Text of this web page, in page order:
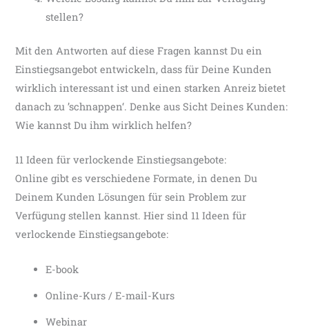
stellen?
Mit den Antworten auf diese Fragen kannst Du ein
Einstiegsangebot entwickeln, dass für Deine Kunden
wirklich interessant ist und einen starken Anreiz bietet
danach zu ’schnappen‘. Denke aus Sicht Deines Kunden:
Wie kannst Du ihm wirklich helfen?
11 Ideen für verlockende Einstiegsangebote:
Online gibt es verschiedene Formate, in denen Du
Deinem Kunden Lösungen für sein Problem zur
Verfügung stellen kannst. Hier sind 11 Ideen für
verlockende Einstiegsangebote:
E-book
Online-Kurs / E-mail-Kurs
Webinar